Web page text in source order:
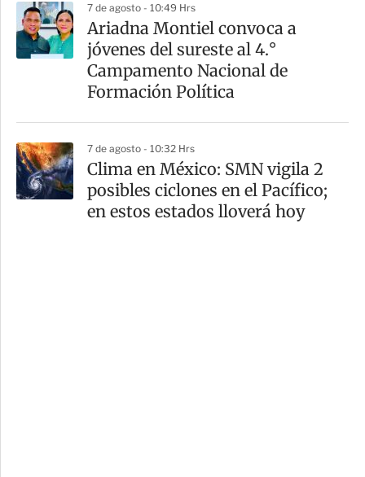
7 de agosto - 10:49 Hrs
Ariadna Montiel convoca a
jóvenes del sureste al 4.°
Campamento Nacional de
Formación Política
7 de agosto - 10:32 Hrs
Clima en México: SMN vigila 2
posibles ciclones en el Pacífico;
en estos estados lloverá hoy